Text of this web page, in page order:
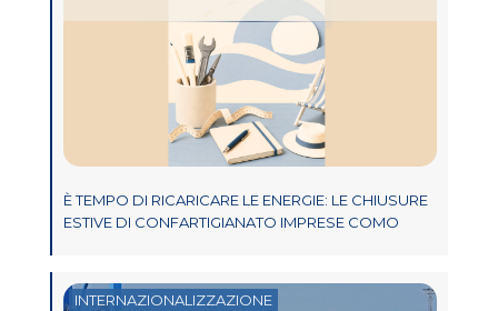
È TEMPO DI RICARICARE LE ENERGIE: LE CHIUSURE
ESTIVE DI CONFARTIGIANATO IMPRESE COMO
INTERNAZIONALIZZAZIONE